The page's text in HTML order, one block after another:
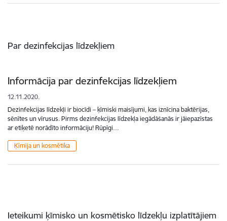
Par dezinfekcijas līdzekļiem
Informācija par dezinfekcijas līdzekļiem
12.11.2020.
Dezinfekcijas līdzekļi ir biocīdi – ķīmiski maisījumi, kas iznīcina baktērijas,
sēnītes un vīrusus. Pirms dezinfekcijas līdzekļa iegādāšanās ir jāiepazīstas
ar etiķetē norādīto informāciju! Rūpīgi…
Ķīmija un kosmētika
Ieteikumi ķīmisko un kosmētisko līdzekļu izplatītājiem